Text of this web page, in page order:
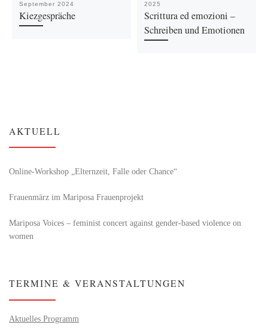
September 2024
Kiezgespräche
2025
Scrittura ed emozioni –
Schreiben und Emotionen
AKTUELL
Online-Workshop „Elternzeit, Falle oder Chance“
Frauenmärz im Mariposa Frauenprojekt
Mariposa Voices – feminist concert against gender-based violence on
women
TERMINE & VERANSTALTUNGEN
Aktuelles Programm